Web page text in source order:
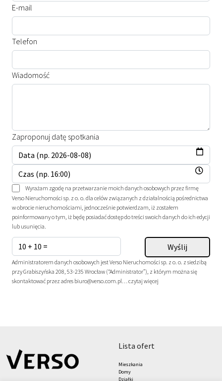
E-mail
Telefon
Wiadomość
Zaproponuj datę spotkania
Wyrażam zgodę na przetwarzanie moich danych osobowych przez firmę
Verso Nieruchomości sp. z o. o. dla celów związanych z działalnością pośrednictwa
w obrocie nieruchomościami, jednocześnie potwierdzam, iż zostałem
poinformowany o tym, iż będę posiadać dostęp do treści swoich danych do ich edycji
lub usunięcia.
Administratorem danych osobowych jest Verso Nieruchomości sp. z o. o. z siedzibą
przy Grabiszyńska 208, 53-235 Wrocław (“Administrator”), z którym można się
skontaktować przez adres biuro@verso.com.pl…czytaj więcej
lista ofert
Mieszkania
Domy
Działki